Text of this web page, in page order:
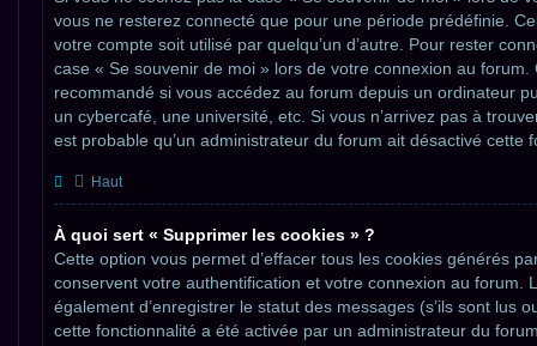
vous ne resterez connecté que pour une période prédéfinie.
votre compte soit utilisé par quelqu’un d’autre. Pour rester
case « Se souvenir de moi » lors de votre connexion au forum.
recommandé si vous accédez au forum depuis un ordinateur
un cybercafé, une université, etc. Si vous n’arrivez pas à
est probable qu’un administrateur du forum ait désactivé cette
Haut
À quoi sert « Supprimer les cookies » ?
Cette option vous permet d’effacer tous les cookies générés
conservent votre authentification et votre connexion au forum.
également d’enregistrer le statut des messages (s’ils sont lus
cette fonctionnalité a été activée par un administrateur du